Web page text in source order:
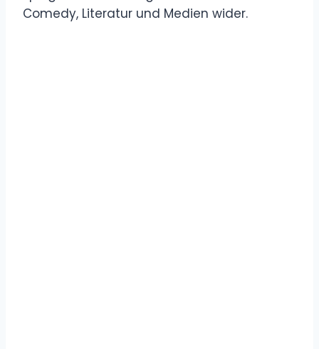
Comedy, Literatur und Medien wider.